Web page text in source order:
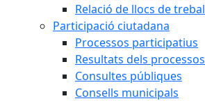
Relació de llocs de
Participació ciutadana
Processos participatius
Resultats dels
Consultes públiques
Consells municipals